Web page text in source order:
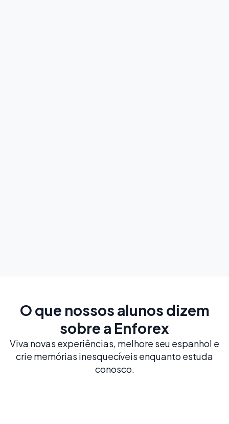
O que nossos alunos dizem
sobre a Enforex
Viva novas experiências, melhore seu espanhol e
crie memórias inesquecíveis enquanto estuda
conosco.